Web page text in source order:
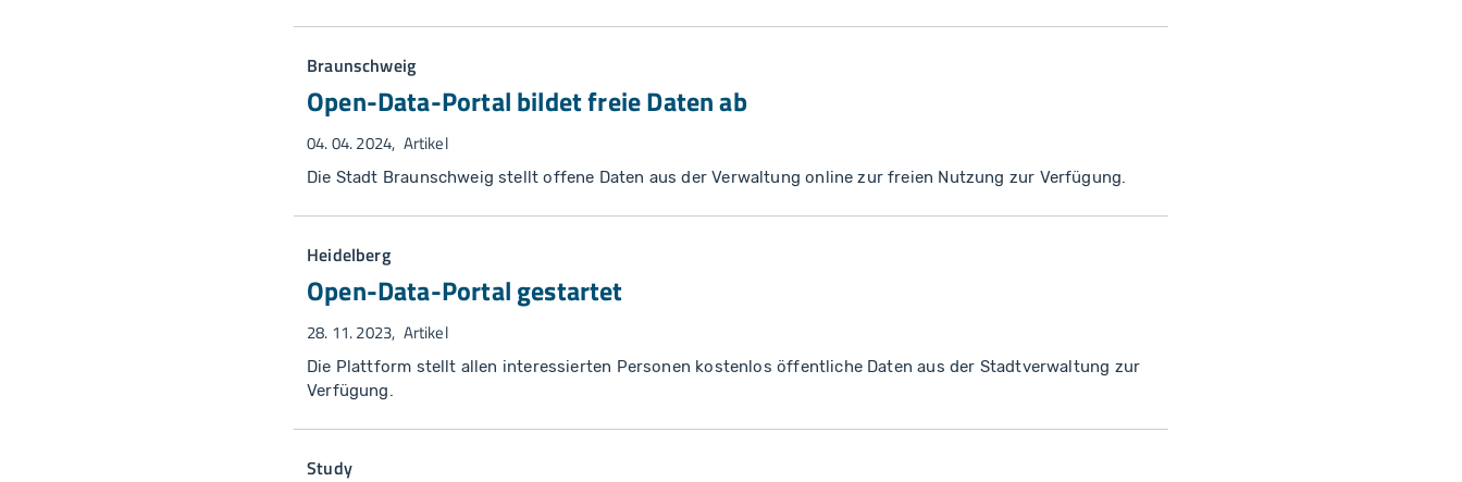
Braunschweig
Open-Data-Portal bildet freie Daten ab
04. 04. 2024 Artikel
Die Stadt Braunschweig stellt offene Daten aus der Verwaltung online zur freien Nutzung zur Verfügung.
Heidelberg
Open-Data-Portal gestartet
28. 11. 2023 Artikel
Die Plattform stellt allen interessierten Personen kostenlos öffentliche Daten aus der Stadtverwaltung zur
Verfügung.
Study